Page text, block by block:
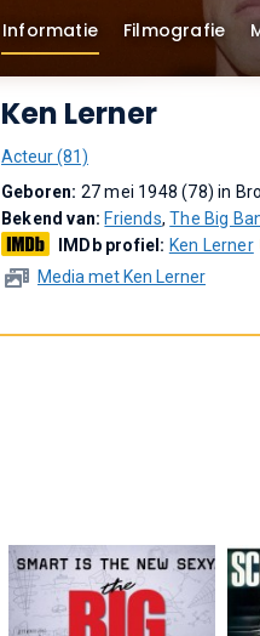
Informatie Filmografie
Ken Lerner
Acteur (81)
Geboren: 27 mei 1948 (78) in
Bekend van: Friends,The Big
IMDb profiel: Ken Lerner
Media met Ken Lerner